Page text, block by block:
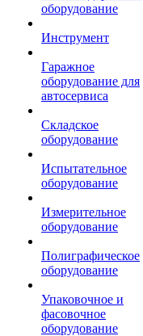
оборудование
Инструмент
Гаражное
оборудование для
автосервиса
Складское
оборудование
Испытательное
оборудование
Измерительное
оборудование
Полиграфическое
оборудование
Упаковочное и
фасовочное
оборудование